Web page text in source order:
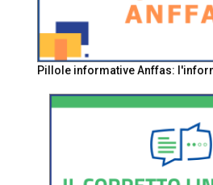
Pillole informative Anffas: